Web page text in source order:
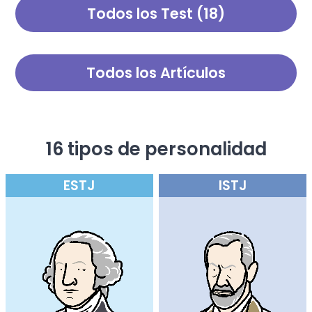
de este diagnóstico,
obtendrás sabiduría para
simple quiz, es una prueba de
psicopatía profunda. ¿Serás
Todos los Test (18)
Todos los Artículos
16 tipos de personalidad
ESTJ ISTJ